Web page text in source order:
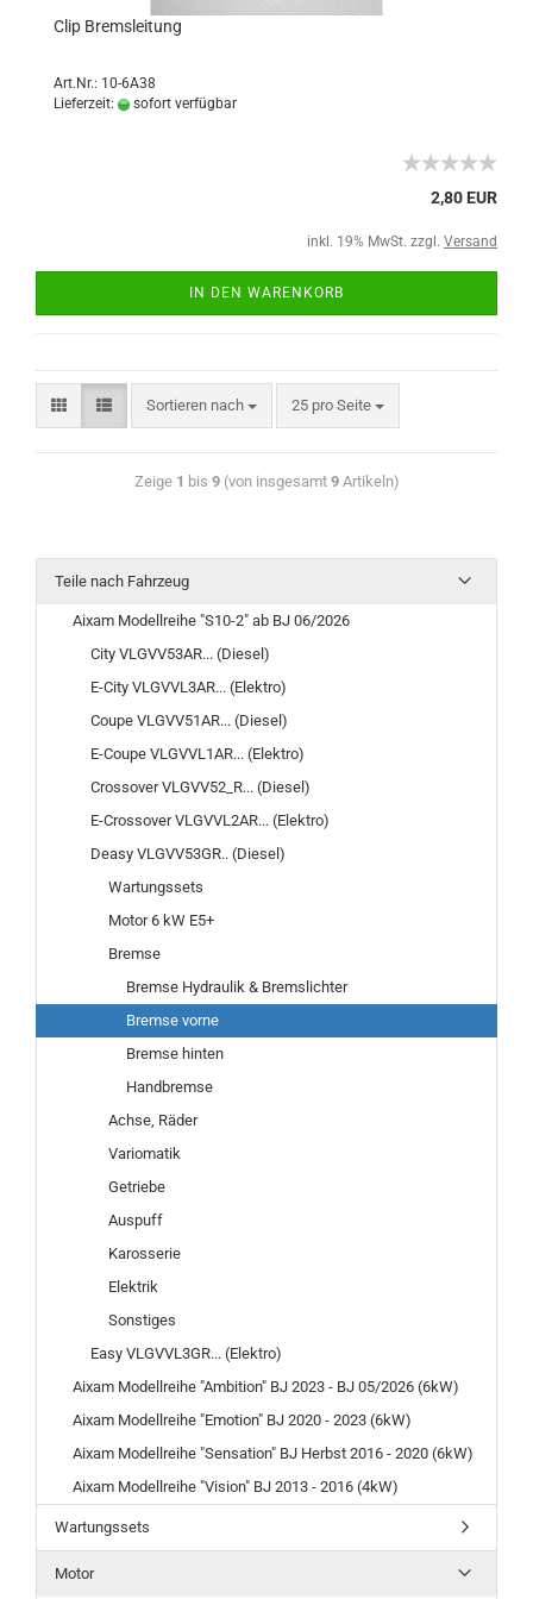
Clip Bremsleitung
Art.Nr.: 10-6A38
Lieferzeit:
sofort verfügbar
2,80 EUR
inkl. 19% MwSt. zzgl. Versand
IN DEN WARENKORB
Sortieren nach 25 pro Seite
Zeige 1 bis 9(von insgesamt 9Artikeln)
Teile nach Fahrzeug
Aixam Modellreihe "S10-2" ab BJ 06/2026
City VLGVV53AR... (Diesel)
E-City VLGVVL3AR... (Elektro)
Coupe VLGVV51AR... (Diesel)
E-Coupe VLGVVL1AR... (Elektro)
Crossover VLGVV52_R... (Diesel)
E-Crossover VLGVVL2AR... (Elektro)
Deasy VLGVV53GR.. (Diesel)
Wartungssets
Motor 6 kW E5+
Bremse
Bremse Hydraulik & Bremslichter
Bremse vorne
Bremse hinten
Handbremse
Achse, Räder
Variomatik
Getriebe
Auspuff
Karosserie
Elektrik
Sonstiges
Easy VLGVVL3GR... (Elektro)
Aixam Modellreihe "Ambition" BJ 2023 - BJ 05/2026 (6kW)
Aixam Modellreihe "Emotion" BJ 2020 - 2023 (6kW)
Aixam Modellreihe "Sensation" BJ Herbst 2016 - 2020 (6kW)
Aixam Modellreihe "Vision" BJ 2013 - 2016 (4kW)
Wartungssets
Motor